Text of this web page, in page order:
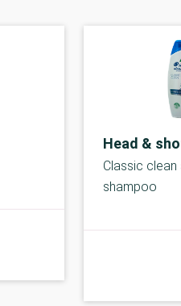
Head &
Classic
shampoo